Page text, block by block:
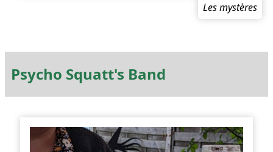
Les mystères
Psycho Squatt's Band